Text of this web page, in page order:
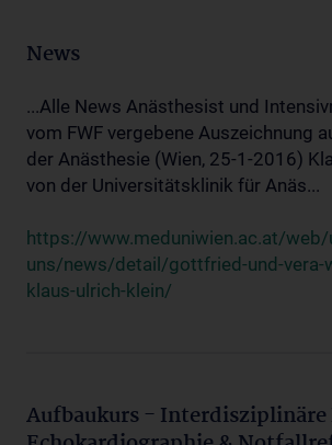
News
...Alle News Anästhesist und
vom FWF vergebene Auszeichnung
der Anästhesie (Wien, 25-1-2016)
von der Universitätsklinik für Anäs...
https://www.meduniwien.ac.at/web/
uns/news/detail/gottfried-und-vera-
klaus-ulrich-klein/
Aufbaukurs - Interdisziplinäre